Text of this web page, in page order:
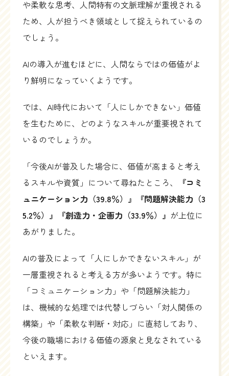
や柔軟な思考、人間特有の文脈理解が重視される
ため、人が担うべき領域として捉えられているの
でしょう。
AIの導入が進むほどに、人間ならではの価値がよ
り鮮明になっていくようです。
では、AI時代において「人にしかできない」価値
を生むために、どのようなスキルが重要視されて
いるのでしょうか。
「今後AIが普及した場合に、価値が高まると考え
るスキルや資質」について尋ねたところ、
『コミ
ュニケーション力（39.8％）』『問題解決能力（3
5.2％）』『創造力・企画力（33.9％）』 が上位に
あがりました。
AIの普及によって「人にしかできないスキル」が
一層重視されると考える方が多いようです。特に
「コミュニケーション力」や「問題解決能力」
は、機械的な処理では代替しづらい「対人関係の
構築」や「柔軟な判断・対応」に直結しており、
今後の職場における価値の源泉と見なされている
といえます。